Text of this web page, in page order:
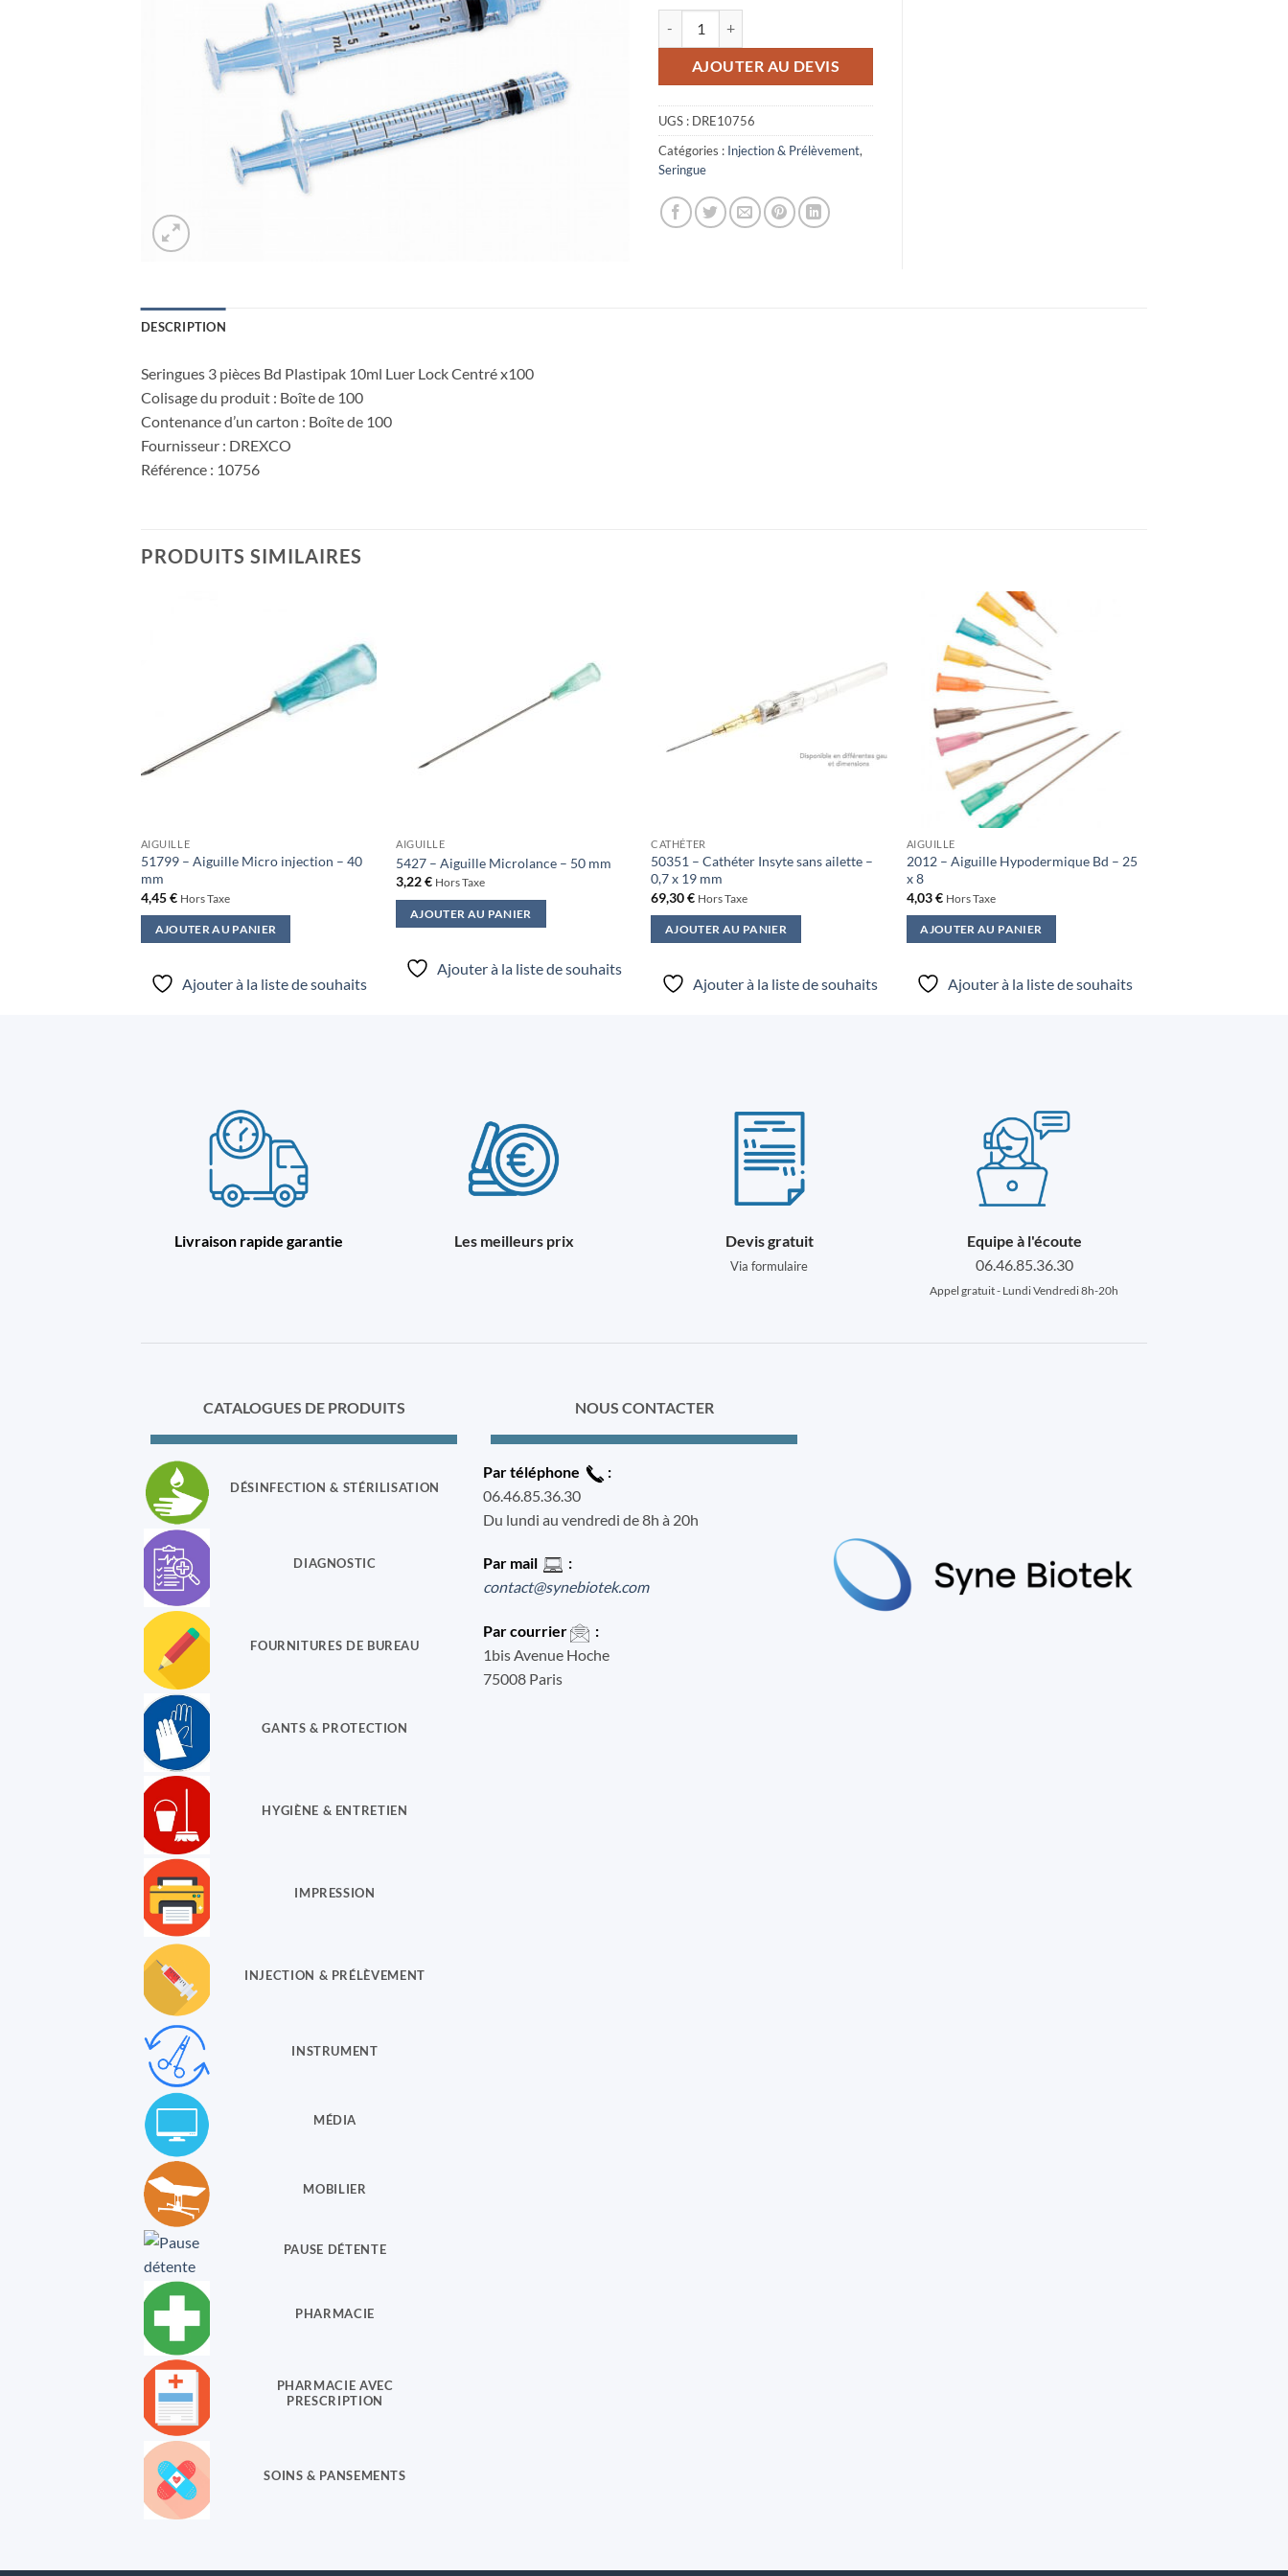
AJOUTER AU DEVIS
UGS : DRE10756
Catégories : Injection & Prélèvement,
Seringue
DESCRIPTION
Seringues 3 pièces Bd Plastipak 10ml Luer Lock Centré x100
Colisage du produit : Boîte de 100
Contenance d’un carton : Boîte de 100
Fournisseur : DREXCO
Référence : 10756
PRODUITS SIMILAIRES
Ajouter
à la liste
de
souhaits
AIGUILLE
51799 – Aiguille Micro injection – 40
mm
4,45€ Hors Taxe
AJOUTER AU PANIER
Ajouter à la liste de souhaits
de
souhaits
AIGUILLE
5427 – Aiguille Microlance – 50 mm
3,22€ Hors Taxe
AJOUTER AU PANIER
Ajouter à la liste de souhaits
de
souhaits
CATHÉTER
50351 – Cathéter Insyte sans ailette –
0,7 x 19 mm
69,30€ Hors Taxe
AJOUTER AU PANIER
Ajouter à la liste de souhaits
AIGUILLE
2012 – Aiguille Hypodermique Bd – 25
x 8
4,03€ Hors Taxe
AJOUTER AU PANIER
Ajouter à la liste de souhaits
Livraison rapide garantie Les meilleurs prix Devis gratuit
Via formulaire
Equipe à l'écoute
06.46.85.36.30
Appel gratuit - Lundi Vendredi 8h-20h
CATALOGUES DE PRODUITS
DÉSINFECTION & STÉRILISATION
DIAGNOSTIC
FOURNITURES DE BUREAU
GANTS & PROTECTION
HYGIÈNE & ENTRETIEN
IMPRESSION
INJECTION & PRÉLÈVEMENT
INSTRUMENT
MÉDIA
MOBILIER
PAUSE DÉTENTE
PHARMACIE
PHARMACIE AVEC
PRESCRIPTION
SOINS & PANSEMENTS
NOUS CONTACTER
Par téléphone
:
06.46.85.36.30
Du lundi au vendredi de 8h à 20h
Par mail
:
contact@synebiotek.com
Par courrier
:
1bis Avenue Hoche
75008 Paris